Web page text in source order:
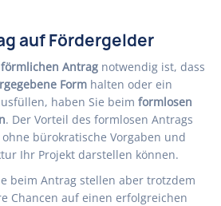
auf Fördergelder
förmlichen Antrag notwendig ist, dass
Form halten oder ein
haben Sie beim formlosen
. Der Vorteil des formlosen Antrags
bürokratische Vorgaben und
Ihr Projekt darstellen können.
beim Antrag stellen aber trotzdem
Chancen auf einen erfolgreichen